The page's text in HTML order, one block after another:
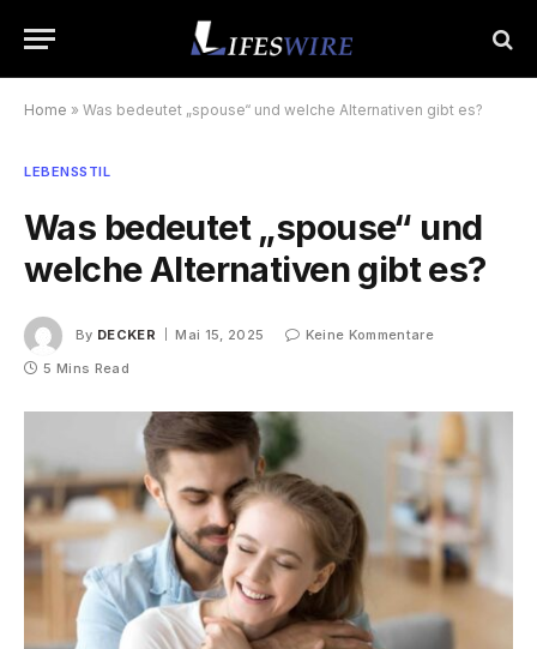
Home » Was bedeutet „spouse“ und welche Alternativen gibt es?
LEBENSSTIL
Was bedeutet „spouse“ und
welche Alternativen gibt es?
By DECKER Mai 15, 2025
Keine Kommentare
5 Mins Read